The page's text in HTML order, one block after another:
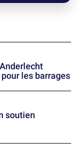
les barrages
soutien